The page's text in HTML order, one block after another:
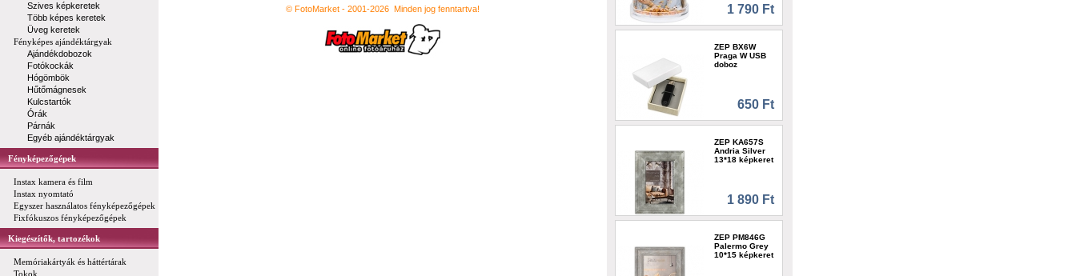
Szives képkeretek
Több képes keretek
Üveg keretek
Fényképes ajándéktárgyak
Ajándékdobozok
Fotókockák
Hógömbök
Hűtőmágnesek
Kulcstartók
Órák
Párnák
Egyéb ajándéktárgyak
Fényképezőgépek
Instax kamera és film
Instax nyomtató
Egyszer használatos fényképezőgépek
Fixfókuszos fényképezőgépek
Kiegészítők, tartozékok
Memóriakártyák és háttértárak
Tokok
© FotoMarket - 2001-2026 Minden jog fenntartva! 1 790 Ft
ZEP BX6W
Praga W USB
doboz
650 Ft
ZEP KA657S
Andria Silver
13*18 képkeret
1 890 Ft
ZEP PM846G
Palermo Grey
10*15 képkeret